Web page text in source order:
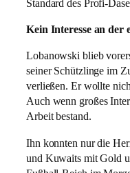
Standard des Profi-
Kein Interesse an der
Lobanowski blieb
seiner Schützlinge im
verließen. Er wollte
Auch wenn großes
Arbeit bestand.
Ihn konnten nur die
und Kuwaits mit Gold